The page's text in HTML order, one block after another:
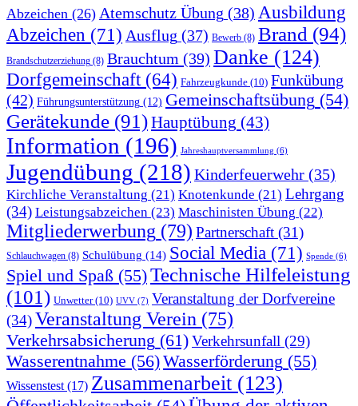
Abzeichen (26) Atemschutz Übung (38) Ausbildung
Abzeichen (71) Ausflug (37) Bewerb (8) Brand (94)
Brandschutzerziehung (8) Brauchtum (39) Danke (124)
Dorfgemeinschaft (64) Fahrzeugkunde (10) Funkübung
(42) Führungsunterstützung (12) Gemeinschaftsübung (54)
Gerätekunde (91)Hauptübung (43)
Information (196) Jahreshauptversammlung (6)
Jugendübung (218) Kinderfeuerwehr (35)
Kirchliche Veranstaltung (21) Knotenkunde (21) Lehrgang
(34) Leistungsabzeichen (23) Maschinisten Übung (22)
Mitgliederwerbung (79) Partnerschaft (31)
Schlauchwagen (8) Schulübung (14) Social Media (71) Spende (6)
Spiel und Spaß (55)Technische Hilfeleistung
(101) Unwetter(10) UVV (7) Veranstaltung der Dorfvereine
(34)Veranstaltung Verein (75)
Verkehrsabsicherung (61)Verkehrsunfall (29)
Wasserentnahme (56)Wasserförderung (55)
Wissenstest (17) Zusammenarbeit (123)